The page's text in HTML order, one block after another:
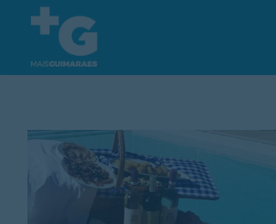
content